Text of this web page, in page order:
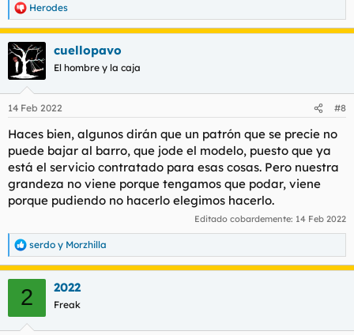
R
e
a
c
c
i
e
:
Herodes
cuellopavo
El hombre y la caja
14 Feb 2022 #8
Haces bien, algunos dirán que un patrón que se precie no
puede bajar al barro, que jode el modelo, puesto que ya
está el servicio contratado para esas cosas. Pero nuestra
grandeza no viene porque tengamos que podar, viene
porque pudiendo no hacerlo elegimos hacerlo.
Editado cobardemente: 14 Feb 2022
R
e
a
serdo y Morzhilla
2 2022
Freak